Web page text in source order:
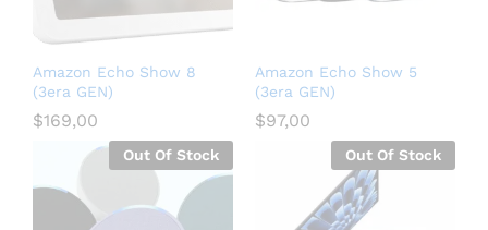
Amazon Echo Show 8
(3era GEN)
$169,00
Amazon Echo Show 5
(3era GEN)
$97,00
Out Of Stock Out Of Stock